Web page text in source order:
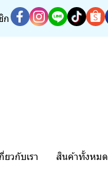
ก
ยวกับเรา สินค้าทั้งหมด